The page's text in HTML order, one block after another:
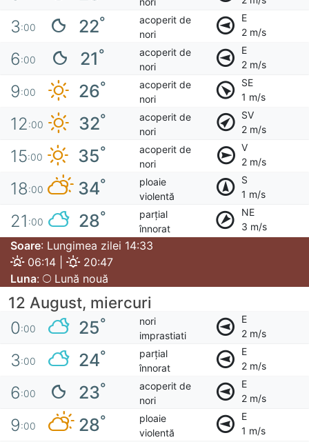
3:00 22°
acoperit de
nori
E
2 m/s
6:00 21°
acoperit de
nori
E
2 m/s
9:00 26°
acoperit de
nori
SE
1 m/s
12:00 32°
acoperit de
nori
SV
2 m/s
15:00 35°
acoperit de
nori
V
2 m/s
18:00 34°
ploaie
violentă
S
1 m/s
21 :00 28°
parțial
înnorat
NE
3 m/s
Soare: Lungimea zilei 14:33
06:14 |
20:47
Luna: Lună nouă
12 August, miercuri
0:00 25°
nori
imprastiati
E
2 m/s
3:00 24°
parțial
înnorat
E
2 m/s
6:00 23°
acoperit de
nori
E
2 m/s
9:00 28°
ploaie
violentă
E
1 m/s